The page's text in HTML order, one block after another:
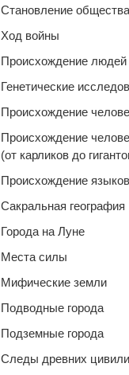
Становление общества
Ход войны
Происхождение людей
Генетические
Происхождение
Происхождение
(от карликов до
Происхождение языков
Сакральная география
Города на Луне
Места силы
Мифические земли
Подводные города
Подземные города
Следы древних